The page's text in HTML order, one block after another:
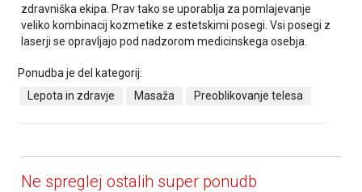
zdravniška ekipa. Prav tako se uporablja za pomlajevanje
veliko kombinacij kozmetike z estetskimi posegi. Vsi posegi z
laserji se opravljajo pod nadzorom medicinskega osebja.
Ponudba je del kategorij:
Lepota in zdravje
Masaža Preoblikovanje telesa
Ne spreglej ostalih super ponudb